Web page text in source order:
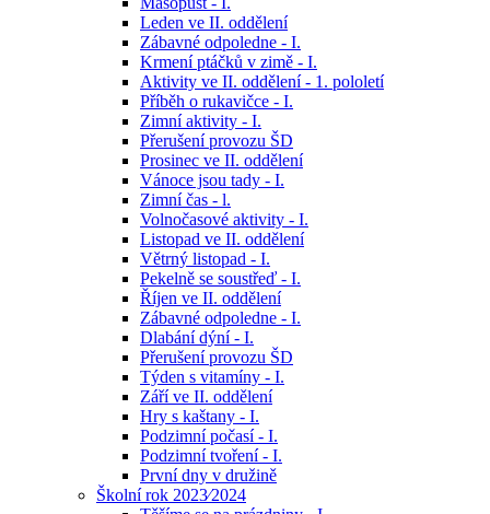
Leden ve II. oddělení
Zábavné odpoledne - I.
Krmení ptáčků v zimě - I.
Aktivity ve II. oddělení - 1. pololetí
Příběh o rukavičce - I.
Zimní aktivity - I.
Přerušení provozu ŠD
Prosinec ve II. oddělení
Vánoce jsou tady - I.
Zimní čas - l.
Volnočasové aktivity - I.
Listopad ve II. oddělení
Větrný listopad - I.
Pekelně se soustřeď - I.
Říjen ve II. oddělení
Zábavné odpoledne - I.
Dlabání dýní - I.
Přerušení provozu ŠD
Týden s vitamíny - I.
Září ve II. oddělení
Hry s kaštany - I.
Podzimní počasí - I.
Podzimní tvoření - I.
První dny v družině
Školní rok 2023⁄2024